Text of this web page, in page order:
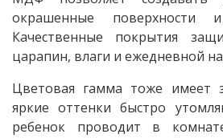
окрашенные поверхности
Качественные покрытия
царапин, влаги и ежедневной
Цветовая гамма тоже имеет
яркие оттенки быстро
ребенок проводит в